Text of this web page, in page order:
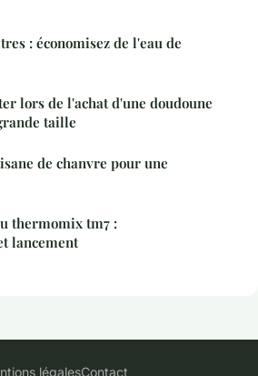
: économisez de l'eau de
lors de l'achat d'une doudoune
taille
de chanvre pour une
thermomix tm7 :
lancement
légalesContact